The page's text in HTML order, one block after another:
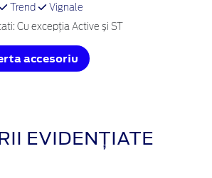
Trend Vignale
Cu excepția Active și ST
accesoriu
EVIDENȚIATE